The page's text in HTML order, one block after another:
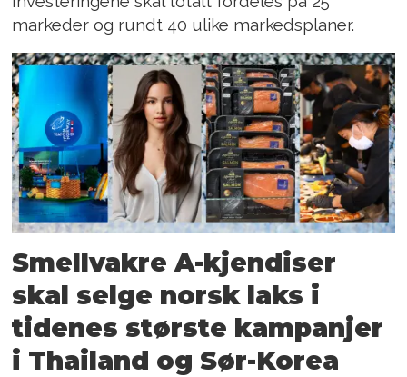
markeder og rundt 40 ulike markedsplaner.
Smellvakre A-kjendiser
skal selge norsk laks i
tidenes største kampanjer
i Thailand og Sør-Korea